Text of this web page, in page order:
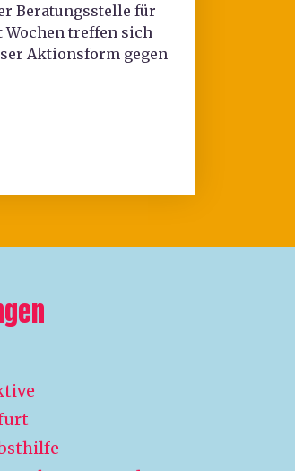
Beratungsstelle für
Wochen treffen sich
Aktionsform gegen